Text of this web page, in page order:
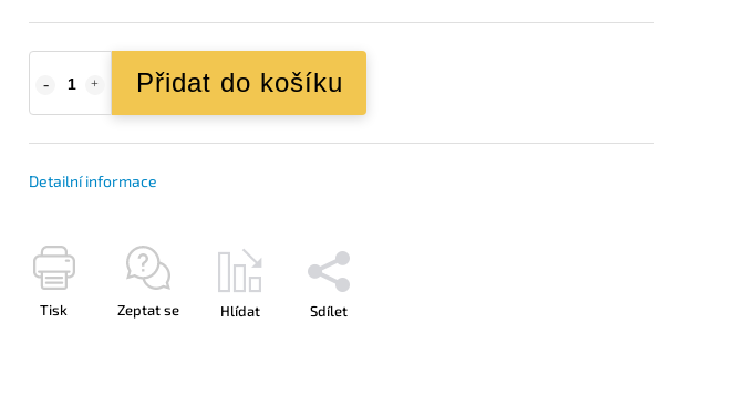
Přidat do košíku
Detailní informace
Tisk Zeptat se Hlídat Sdílet